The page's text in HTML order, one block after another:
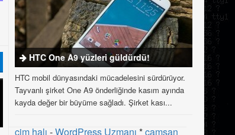
HTC One A9 yüzleri güldürdü!
HTC mobil dünyasındaki mücadelesini sürdürüyor.
Tayvanlı şirket One A9 önderliğinde kasım ayında
kayda değer bir büyüme sağladı. Şirket kası...
çim halı -WordPress Uzmanı *çamsan